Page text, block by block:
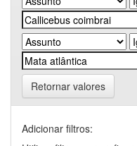
Retornar valores
Adicionar filtros: